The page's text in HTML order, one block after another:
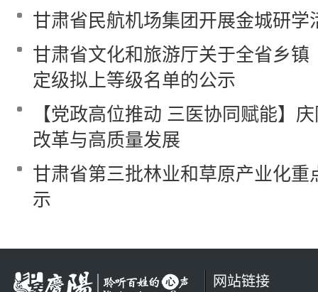
甘肃省民航机场集团开展金城研学
甘肃省文化和旅游厅关于全省乡
定级拟上等级名单的公示
【党政高位推动 三医协同赋能】
改革与高质量发展
甘肃省第三批林业和草原产业化
示
网站链接